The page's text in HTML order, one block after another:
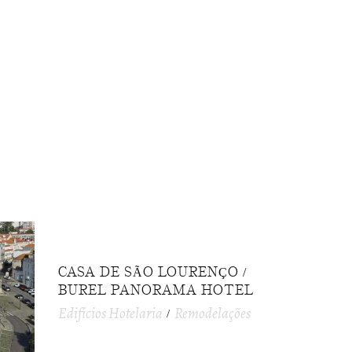
CASA DE SÃO LOURENÇO /
BUREL PANORAMA HOTEL
Edifícios Hotelaria Remodelações